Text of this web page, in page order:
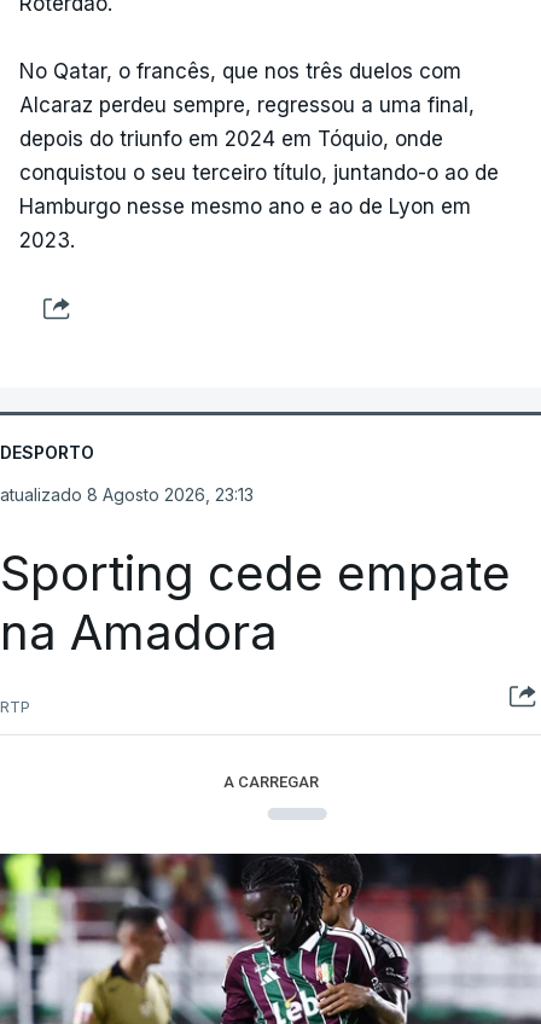
No Qatar, o francês, que nos três duelos com
Alcaraz perdeu sempre, regressou a uma final,
depois do triunfo em 2024 em Tóquio, onde
conquistou o seu terceiro título, juntando-o ao de
Hamburgo nesse mesmo ano e ao de Lyon em
2023.
DESPORTO
atualizado 8 Agosto 2026, 23:13
Sporting cede empate
na Amadora
RTP
A CARREGAR